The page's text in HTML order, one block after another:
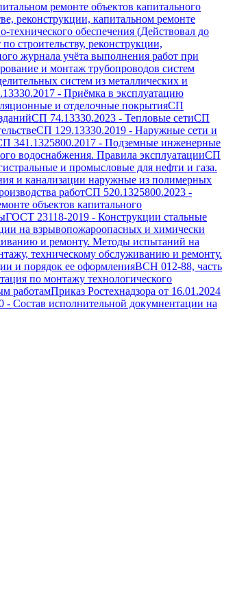
ремонте объектов капитального
реконструкции, капитальном ремонте
технического обеспечения (Действовал до
строительству, реконструкции,
журнала учёта выполнения работ при
и монтаж трубопроводов систем
систем из металлических и
- Приёмка в эксплуатацию
и отделочные покрытияСП
СП 74.13330.2023 - Тепловые сетиСП
СП 129.13330.2019 - Наружные сети и
341.1325800.2017 - Подземные инженерные
водоснабжения. Правила эксплуатацииСП
и промысловые для нефти и газа.
и канализации наружные из полимерных
работСП 520.1325800.2023 -
объектов капитального
ГОСТ 23118-2019 - Конструкции стальные
на взрывопожароопасных и химически
и ремонту. Методы испытаний на
техническому обслуживанию и ремонту.
и порядок ее оформленияВСН 012-88, часть
по монтажу технологического
работамПриказ Ростехнадзора от 16.01.2024
- Состав исполнительной докумнентации на